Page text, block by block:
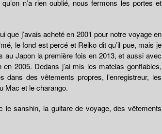
n’a rien oublié, nous fermons les portes et
que j’avais acheté en 2001 pour notre voyage en
le fond est percé et Reiko dit qu’il pue, mais je
au Japon la première fois en 2013, et aussi avec
2005. Dedans j’ai mis les matelas gonflables,
des vêtements propres, l’enregistreur, les
Mac et le charango.
le sanshin, la guitare de voyage, des vêtements